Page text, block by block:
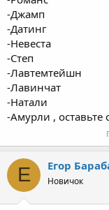
-Джамп
-Датинг
-Невеста
-Степ
-Лавтемтейшн
-Лавинчат
-Натали
-Амурли , оставьте
Е Егор
Новичок